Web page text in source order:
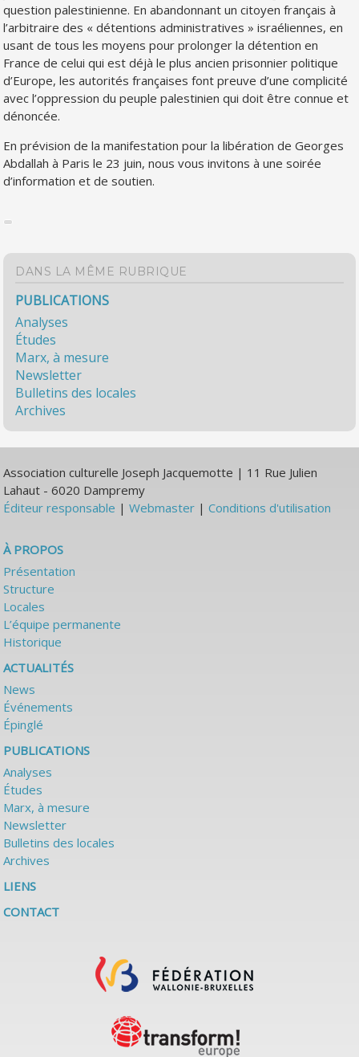
question palestinienne. En abandonnant un citoyen français à
l’arbitraire des « détentions administratives » israéliennes, en
usant de tous les moyens pour prolonger la détention en
France de celui qui est déjà le plus ancien prisonnier politique
d’Europe, les autorités françaises font preuve d’une complicité
avec l’oppression du peuple palestinien qui doit être connue et
dénoncée.
En prévision de la manifestation pour la libération de Georges
Abdallah à Paris le 23 juin, nous vous invitons à une soirée
d’information et de soutien.
DANS LA MÊME RUBRIQUE
PUBLICATIONS
Analyses
Études
Marx, à mesure
Newsletter
Bulletins des locales
Archives
Association culturelle Joseph Jacquemotte | 11 Rue Julien
Lahaut - 6020 Dampremy
Éditeur responsable |Webmaster |Conditions d'utilisation
À PROPOS
Présentation
Structure
Locales
L’équipe permanente
Historique
ACTUALITÉS
News
Événements
Épinglé
PUBLICATIONS
Analyses
Études
Marx, à mesure
Newsletter
Bulletins des locales
Archives
LIENS
CONTACT